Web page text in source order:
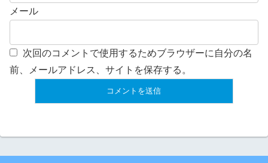
メール
次回のコメントで使用するためブラウザーに自分の名
前、メールアドレス、サイトを保存する。